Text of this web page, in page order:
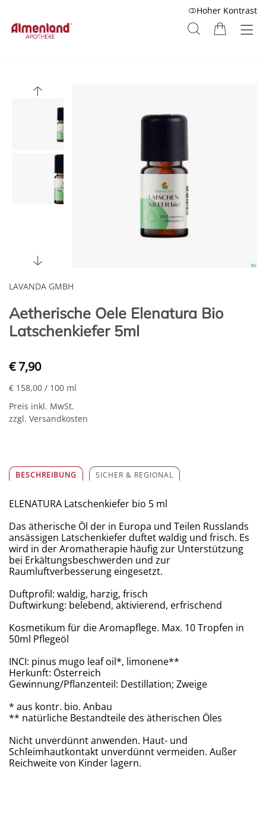
Hoher Kontrast
LAVANDA GMBH
Aetherische Oele Elenatura Bio
Latschenkiefer 5ml
€ 7,90
€ 158,00 / 100 ml
Preis inkl. MwSt.
zzgl. Versandkosten
BESCHREIBUNG SICHER & REGIONAL
ELENATURA Latschenkiefer bio 5 ml
Das ätherische Öl der in Europa und Teilen Russlands
ansässigen Latschenkiefer duftet waldig und frisch. Es
wird in der Aromatherapie häufig zur Unterstützung
bei Erkältungsbeschwerden und zur
Raumluftverbesserung eingesetzt.
Duftprofil: waldig, harzig, frisch
Duftwirkung: belebend, aktivierend, erfrischend
Kosmetikum für die Aromapflege. Max. 10 Tropfen in
50ml Pflegeöl
INCI: pinus mugo leaf oil*, limonene**
Herkunft: Österreich
Gewinnung/Pflanzenteil: Destillation; Zweige
* aus kontr. bio. Anbau
** natürliche Bestandteile des ätherischen Öles
Nicht unverdünnt anwenden. Haut- und
Schleimhautkontakt unverdünnt vermeiden. Außer
Reichweite von Kinder lagern.